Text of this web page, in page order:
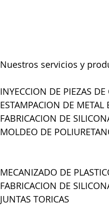
Nuestros servicios y
INYECCION DE PIEZAS DE
ESTAMPACION DE
FABRICACION DE
MOLDEO DE
MECANIZADO DE
FABRICACION DE
JUNTAS TORICAS